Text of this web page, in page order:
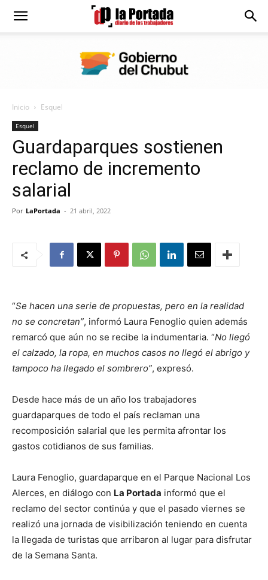
Diario
Portada
Inicio Esquel
Esquel
Guardaparques sostienen
reclamo de incremento
salarial
Por LaPortada - 21 abril, 2022
“Se hacen una serie de propuestas, pero en la realidad
no se concretan”, informó Laura Fenoglio quien además
remarcó que aún no se recibe la indumentaria. “No llegó
el calzado, la ropa, en muchos casos no llegó el abrigo y
tampoco ha llegado el sombrero”, expresó.
Desde hace más de un año los trabajadores
guardaparques de todo el país reclaman una
recomposición salarial que les permita afrontar los
gastos cotidianos de sus familias.
Laura Fenoglio, guardaparque en el Parque Nacional Los
Alerces, en diálogo con La Portada informó que el
reclamo del sector continúa y que el pasado viernes se
realizó una jornada de visibilización teniendo en cuenta
la llegada de turistas que arribaron al lugar para disfrutar
de la Semana Santa.